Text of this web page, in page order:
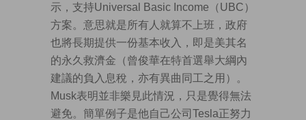
示，支持Universal Basic Income（UBC）
方案。意思就是所有人就算不上班，政府
也將長期提供一份基本收入，即是美其名
的永久救濟金（曾俊華在特首選舉大綱內
建議的負入息稅，亦有異曲同工之用）。
Musk表明並非樂見此情況，只是覺得無法
避免。簡單例子是他自己公司Tesla正努力